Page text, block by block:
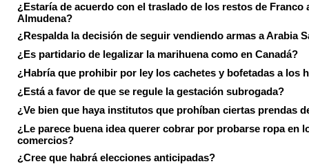
¿Estaría de acuerdo con el traslado de los restos de Franco
Almudena?
¿Respalda la decisión de seguir vendiendo armas a Arabia
¿Es partidario de legalizar la marihuena como en Canadá?
¿Habría que prohibir por ley los cachetes y bofetadas a los
¿Está a favor de que se regule la gestación subrogada?
¿Ve bien que haya institutos que prohíban ciertas prendas
¿Le parece buena idea querer cobrar por probarse ropa en
comercios?
¿Cree que habrá elecciones anticipadas?